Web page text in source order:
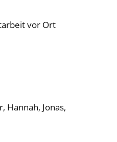
vor Ort
Hannah, Jonas,